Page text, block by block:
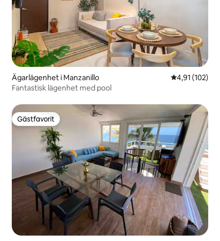
Ägarlägenhet i Manzanillo 4,91 av 5 i
4,91 (102)
Fantastisk lägenhet med pool
Gästfavorit
Gästfavorit